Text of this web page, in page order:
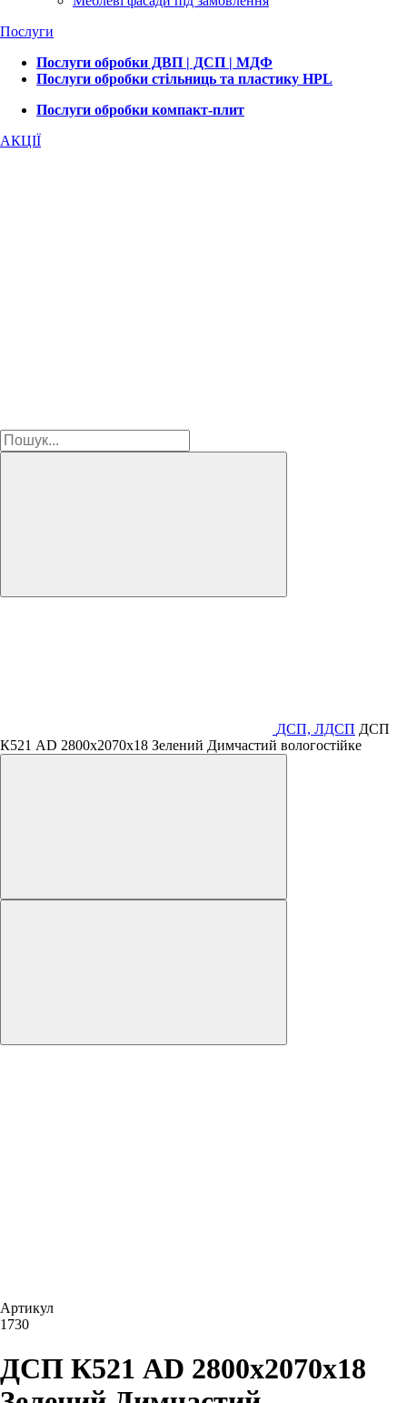
Послуги
Послуги обробки ДВП | ДСП | МДФ
Послуги обробки стільниць та пластику HPL
Послуги обробки компакт-плит
АКЦІЇ
ДСП, ЛДСП ДСП
К521 AD 2800х2070х18 Зелений Димчастий вологостійке
Артикул
1730
ДСП К521 AD 2800х2070х18